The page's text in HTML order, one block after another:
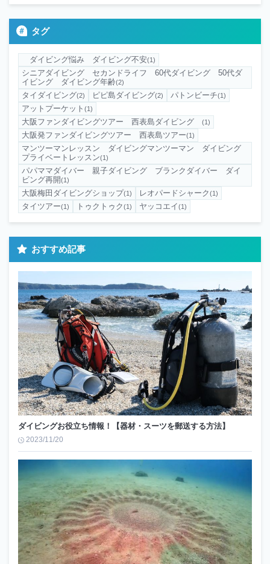
タグ
ダイビング悩み ダイビング不安(1)
シニアダイビング セカンドライフ 60代ダイビング 50代ダ
イビング ダイビング年齢(2)
タイダイビング(2) ピピ島ダイビング(2) パトンビーチ(1)
アットプーケット (1)
大阪ファンダイビングツアー 西表島ダイビング (1)
大阪発ファンダイビングツアー 西表島ツアー(1)
マンツーマンレッスン ダイビングマンツーマン ダイビング
プライベートレッスン(1)
パパママダイバー 親子ダイビング ブランクダイバー ダイ
ビング再開(1)
大阪梅田ダイビングショップ(1) レオパードシャーク(1)
タイツアー(1) トゥクトゥク(1) ヤッコエイ(1)
おすすめ記事
ダイビングお役立ち情報！【器材・スーツを郵送する方法】
2023/11/20